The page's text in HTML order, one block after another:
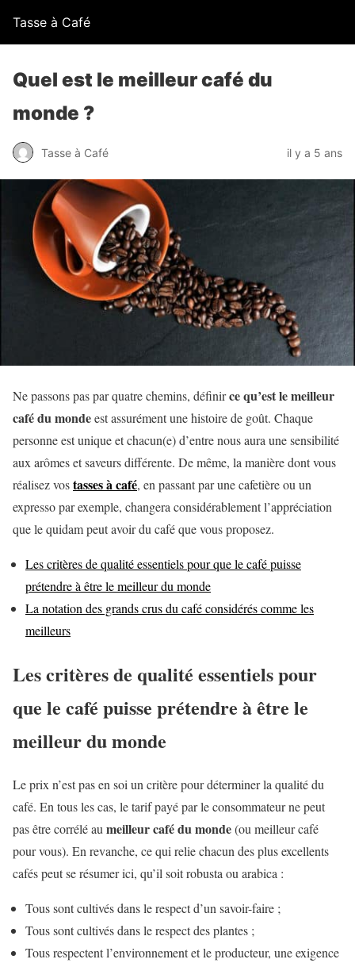
Tasse à Café
Quel est le meilleur café du
monde ?
Tasse à Café il y a 5 ans
Ne passons pas par quatre chemins, définirce qu’est le meilleur
café du mondeest assurément une histoire de goût. Chaque
personne est unique et chacun(e) d’entre nous aura une sensibilité
aux arômes et saveurs différente. De même, la manière dont vous
réalisez vostasses à café, en passant par une cafetière ou un
expresso par exemple, changera considérablement l’appréciation
que le quidam peut avoir du café que vous proposez.
Les critères de qualité essentiels pour que le café puisse
prétendre à être le meilleur du monde
La notation des grands crus du café considérés comme les
meilleurs
Les critères de qualité essentiels pour
que le café puisse prétendre à être le
meilleur du monde
Le prix n’est pas en soi un critère pour déterminer la qualité du
café. En tous les cas, le tarif payé par le consommateur ne peut
pas être corrélé au meilleur café du monde(ou meilleur café
pour vous). En revanche, ce qui relie chacun des plus excellents
cafés peut se résumer ici, qu’il soit robusta ou arabica :
Tous sont cultivés dans le respect d’un savoir-faire ;
Tous sont cultivés dans le respect des plantes ;
Tous respectent l’environnement et le producteur, une exigence